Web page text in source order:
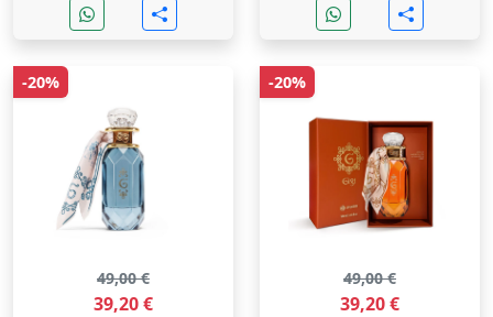
-20%
49,00 €
39,20 €
-20%
49,00 €
39,20 €